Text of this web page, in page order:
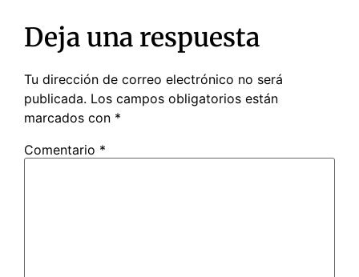
Deja una respuesta
Tu dirección de correo electrónico no será
publicada. Los campos obligatorios están
marcados con *
Comentario *